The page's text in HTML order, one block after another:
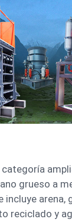
grueso a
incluye arena,
reciclado y